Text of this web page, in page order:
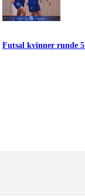
Futsal kvinner runde 5